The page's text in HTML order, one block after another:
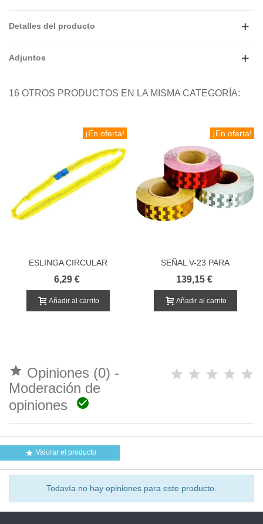
Detalles del producto
Adjuntos
16 OTROS PRODUCTOS EN LA MISMA CATEGORÍA:
¡En oferta!
ESLINGA CIRCULAR
CERRADA PARA CARGA
6,29 €
Añadir al carrito
¡En oferta!
SEÑAL V-23 PARA
TRANSPORTE Y CAMIONES
HOMOLOGADA
139,15 €
Añadir al carrito
 Opiniones (0) -
Moderación de
opiniones

 Valorar el producto
Todavía no hay opiniones para este producto.